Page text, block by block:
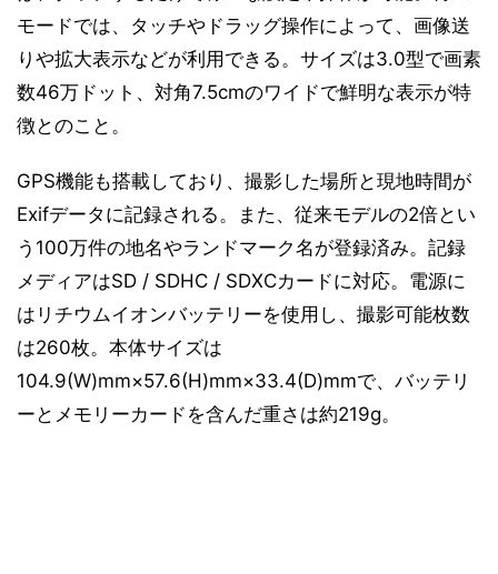
モードでは、タッチやドラッグ操作によって、画像送
りや拡大表示などが利用できる。サイズは3.0型で画素
数46万ドット、対角7.5cmのワイドで鮮明な表示が特
徴とのこと。
GPS機能も搭載しており、撮影した場所と現地時間が
Exifデータに記録される。また、従来モデルの2倍とい
う100万件の地名やランドマーク名が登録済み。記録
メディアはSD / SDHC / SDXCカードに対応。電源に
はリチウムイオンバッテリーを使用し、撮影可能枚数
は260枚。本体サイズは
104.9(W)mm×57.6(H)mm×33.4(D)mmで、バッテリ
ーとメモリーカードを含んだ重さは約219g。